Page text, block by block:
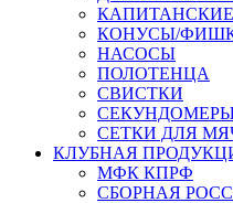
КОНУСЫ/
НАСОСЫ
ПОЛОТЕНЦА
СВИСТКИ
СЕТКИ ДЛЯ
КЛУБНАЯ
МФК КПРФ
СБОРНАЯ